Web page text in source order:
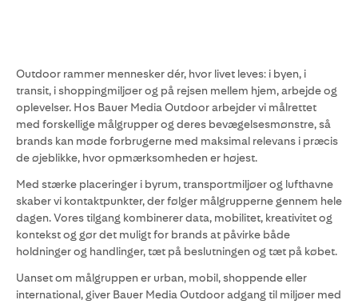
Outdoor rammer mennesker dér, hvor livet leves: i byen, i
transit, i shoppingmiljøer og på rejsen mellem hjem, arbejde og
oplevelser. Hos Bauer Media Outdoor arbejder vi målrettet
med forskellige målgrupper og deres bevægelsesmønstre, så
brands kan møde forbrugerne med maksimal relevans i præcis
de øjeblikke, hvor opmærksomheden er højest.
Med stærke placeringer i byrum, transportmiljøer og lufthavne
skaber vi kontaktpunkter, der følger målgrupperne gennem hele
dagen. Vores tilgang kombinerer data, mobilitet, kreativitet og
kontekst og gør det muligt for brands at påvirke både
holdninger og handlinger, tæt på beslutningen og tæt på købet.
Uanset om målgruppen er urban, mobil, shoppende eller
international, giver Bauer Media Outdoor adgang til miljøer med